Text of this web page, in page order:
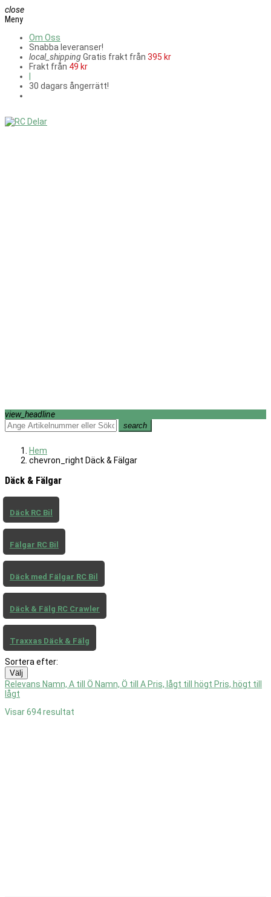
close
Meny
Om Oss
Snabba leveranser!
local_shippingGratis frakt från 395 kr
Frakt från 49 kr
30 dagars ångerrätt!
view_headline
search
Hem
chevron_right Däck & Fälgar
Däck & Fälgar
Däck RC Bil
Fälgar RC Bil
Däck med Fälgar RC Bil
Däck & Fälg RC Crawler
Traxxas Däck & Fälg
Sortera efter:
Välj
Relevans Namn, A till Ö Namn, Ö till A Pris, lågt till högt Pris, högt till
lågt
Visar 694 resultat